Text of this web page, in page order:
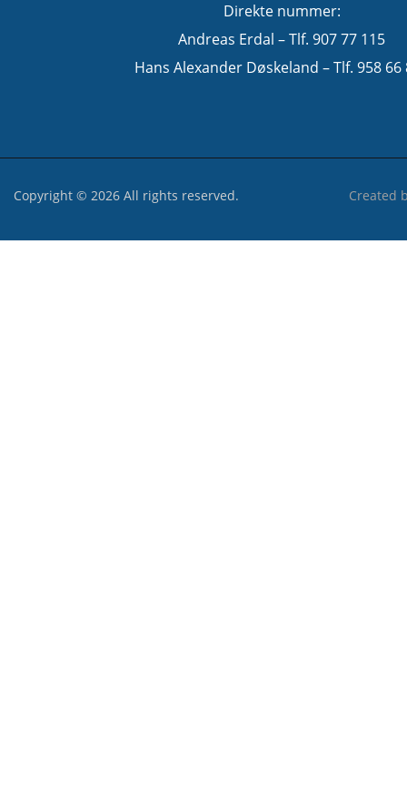
Direkte nummer:
Andreas Erdal – Tlf. 907 77 115
Hans Alexander Døskeland – Tlf. 958 66
Copyright © 2026 All rights reserved. Created